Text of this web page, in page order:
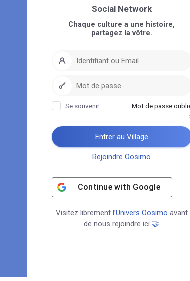
Social Network
Chaque culture a une histoire,
partagez la vôtre.
Se souvenir
Mot de passe
Entrer au Village
Rejoindre Oosimo
Continue with Google
Visitez librement l’Univers Oosimo avant
de nous rejoindre ici 🤝